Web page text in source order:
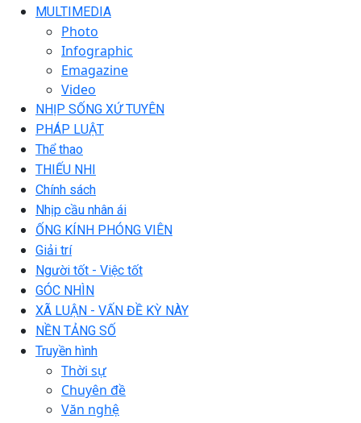
MULTIMEDIA
Photo
Infographic
Emagazine
Video
NHỊP SỐNG XỨ TUYÊN
PHÁP LUẬT
Thể thao
THIẾU NHI
Chính sách
Nhịp cầu nhân ái
ỐNG KÍNH PHÓNG VIÊN
Giải trí
Người tốt - Việc tốt
GÓC NHÌN
XÃ LUẬN - VẤN ĐỀ KỲ NÀY
NỀN TẢNG SỐ
Truyền hình
Thời sự
Chuyên đề
Văn nghệ